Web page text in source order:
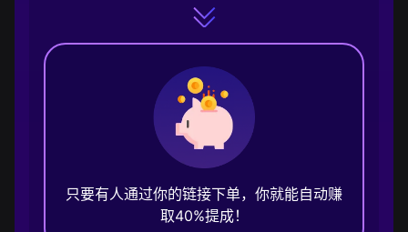
只要有人通过你的链接下单，你就能自动赚
取40%提成！